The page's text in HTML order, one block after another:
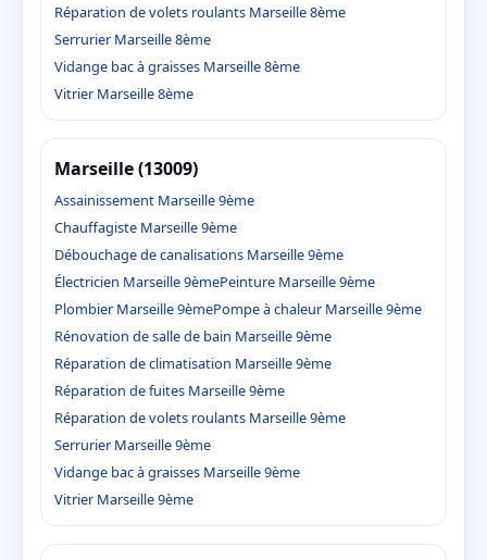
Réparation de volets roulants Marseille 8ème
Serrurier Marseille 8ème
Vidange bac à graisses Marseille 8ème
Vitrier Marseille 8ème
Marseille (13009)
Assainissement Marseille 9ème
Chauffagiste Marseille 9ème
Débouchage de canalisations Marseille 9ème
Électricien Marseille 9èmePeinture Marseille 9ème
Plombier Marseille 9èmePompe à chaleur Marseille 9ème
Rénovation de salle de bain Marseille 9ème
Réparation de climatisation Marseille 9ème
Réparation de fuites Marseille 9ème
Réparation de volets roulants Marseille 9ème
Serrurier Marseille 9ème
Vidange bac à graisses Marseille 9ème
Vitrier Marseille 9ème